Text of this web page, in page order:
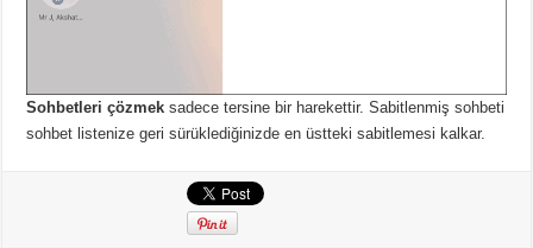
Sohbetleri çözmek sadece tersine bir harekettir. Sabitlenmiş sohbeti
sohbet listenize geri sürüklediğinizde en üstteki sabitlemesi kalkar.